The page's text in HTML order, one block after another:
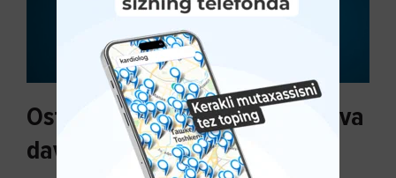
Osteoartroz sabablari, tasnifi va
davolash usullari